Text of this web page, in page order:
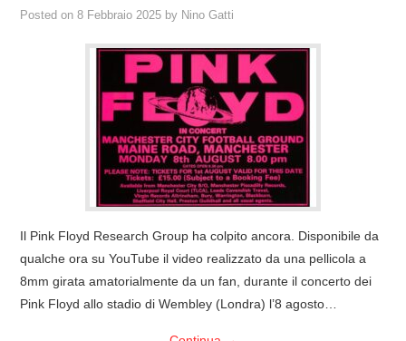
Posted on8 Febbraio 2025 by Nino Gatti
Il Pink Floyd Research Group ha colpito ancora. Disponibile da
qualche ora su YouTube il video realizzato da una pellicola a
8mm girata amatorialmente da un fan, durante il concerto dei
Pink Floyd allo stadio di Wembley (Londra) l’8 agosto…